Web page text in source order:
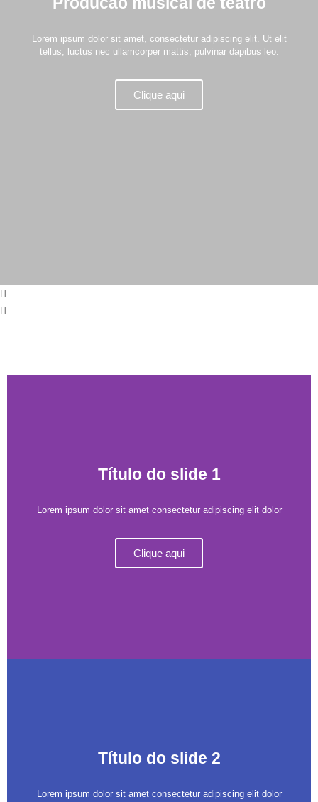
Lorem ipsum dolor sit amet, consectetur adipiscing elit. Ut elit
tellus, luctus nec ullamcorper mattis, pulvinar dapibus leo.
Clique aqui
Título do slide 1
Lorem ipsum dolor sit amet consectetur adipiscing elit dolor
Clique aqui
Título do slide 2
Lorem ipsum dolor sit amet consectetur adipiscing elit dolor